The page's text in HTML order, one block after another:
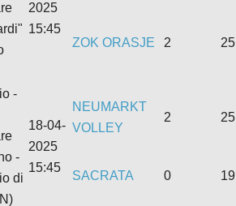
2025
15:45
ZOK ORASJE 2 25
-
-
di
18-04-
2025
15:45
NEUMARKT
VOLLEY
2 25
SACRATA 0 19